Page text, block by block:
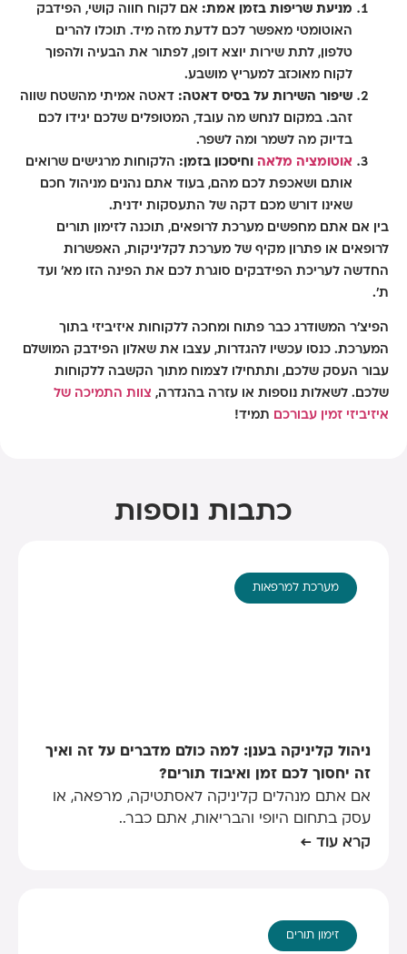
מניעת שריפות בזמן אמת: אם לקוח חווה קושי, הפידבק
האוטומטי מאפשר לכם לדעת מזה מיד. תוכלו להרים
טלפון, לתת שירות יוצא דופן, לפתור את הבעיה ולהפוך
לקוח מאוכזב למעריץ מושבע.
שיפור השירות על בסיס דאטה: דאטה אמיתי מהשטח שווה
זהב. במקום לנחש מה עובד, המטופלים שלכם יגידו לכם
בדיוק מה לשמר ומה לשפר.
אוטומציה מלאה וחיסכון בזמן: הלקוחות מרגישים שרואים
אותם ושאכפת לכם מהם, בעוד אתם נהנים מניהול חכם
שאינו דורש מכם דקה של התעסקות ידנית.
בין אם אתם מחפשים מערכת לרופאים , תוכנה לזימון תורים
לרופאים
או פתרון מקיף של מערכת לקליניקות, האפשרות
החדשה לעריכת הפידבקים סוגרת לכם את הפינה הזו מא' ועד
ת'.
הפיצ'ר המשודרג כבר פתוח ומחכה ללקוחות איזיביזי בתוך
המערכת. כנסו עכשיו להגדרות, עצבו את שאלון הפידבק המושלם
עבור העסק שלכם, ותתחילו לצמוח מתוך הקשבה ללקוחות
שלכם. לשאלות נוספות או עזרה בהגדרה, צוות התמיכה של
איזיביזי זמין עבורכם
תמיד!
כתבות נוספות
ניהול קליניקה בענן: למה כולם מדברים על זה ואיך
זה יחסוך לכם זמן ואיבוד תורים?
מערכת למרפאות
אם אתם מנהלים קליניקה לאסתטיקה, מרפאה, או
עסק בתחום היופי והבריאות, אתם כבר..
קרא עוד ←
זימון תורים